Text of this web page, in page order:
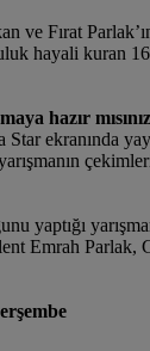
ve Fırat
hayali kuran 16
hazır
ekranında
yaptığı
Emrah Parlak,